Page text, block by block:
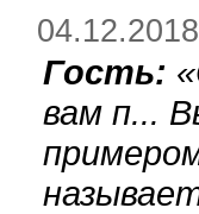
Гость: «
вам п...